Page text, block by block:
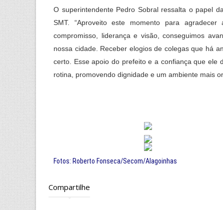
O superintendente Pedro Sobral ressalta o papel
SMT. “Aproveito este momento para
compromisso, liderança e visão, conseguimos
nossa cidade. Receber elogios de colegas que há
certo. Esse apoio do prefeito e a confiança que ele
rotina, promovendo dignidade e um ambiente mais
Fotos: Roberto Fonseca/Secom/Alagoinhas
Compartilhe